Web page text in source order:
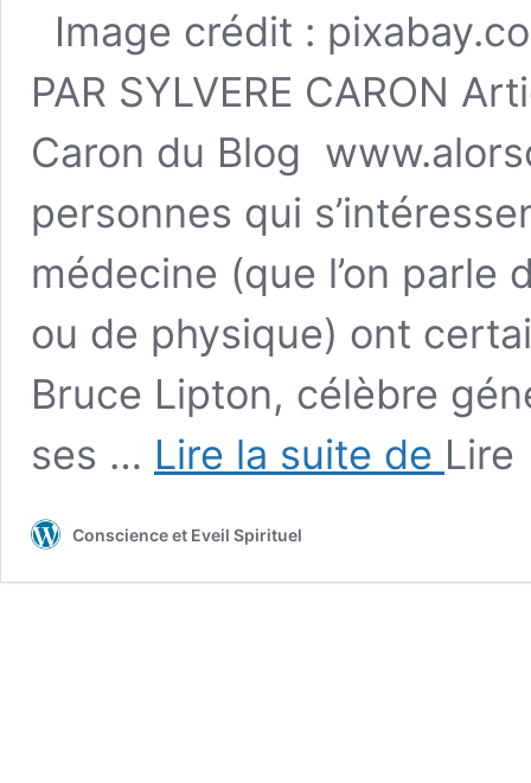
Image crédit :
PAR SYLVERE CARON
Caron du Blog
personnes qui
médecine (que l’on
ou de physique) ont
Bruce Lipton, célèbre
ses … Lire la suite de
LA
BIOLOGIE
CARON
Lire
Conscience et Eveil Spirituel